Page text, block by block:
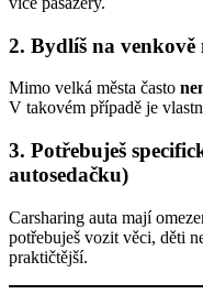
2. Bydlíš na venkově
Mimo velká města často
V takovém případě je
3. Potřebuješ
autosedačku)
Carsharing auta mají
potřebuješ vozit věci, děti
praktičtější.